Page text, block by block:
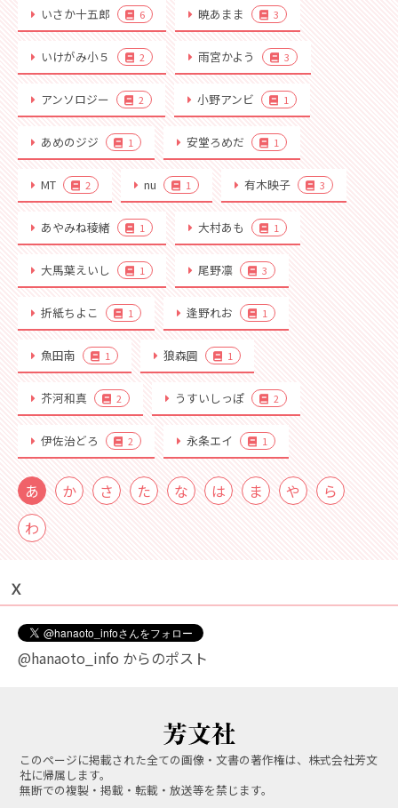
いさか十五郎 6 暁あまま 3
いけがみ小５ 2 雨宮かよう 3
アンソロジー 2 小野アンビ 1
あめのジジ 1 安堂ろめだ 1
MT 2 nu 1 有木映子 3
あやみね稜緒 1 大村あも 1
大馬葉えいし 1 尾野凛 3
折紙ちよこ 1 逢野れお 1
魚田南 1 狼森圓 1
芥河和真 2 うすいしっぽ 2
伊佐治どろ 2 永条エイ 1
あ か さ た な は ま や
ら
わ
Ｘ
@hanaoto_info からのポスト
このページに掲載された全ての画像・文書の著作権は、株式会社芳文
社に帰属します。
無断での複製・掲載・転載・放送等を禁じます。